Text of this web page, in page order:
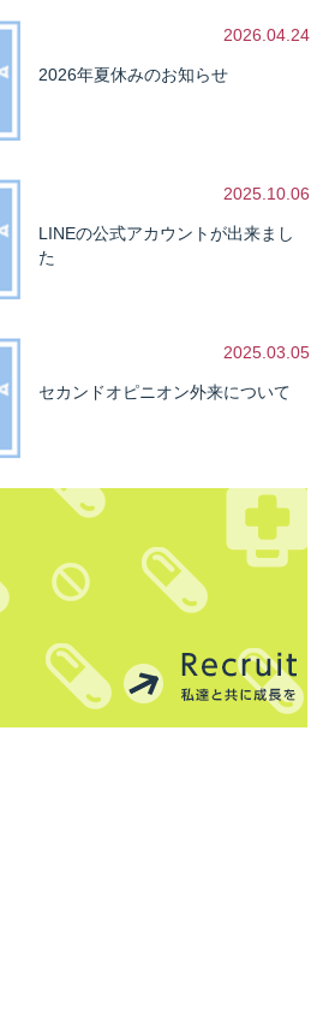
2026.04.24
2026年夏休みのお知らせ
2025.10.06
LINEの公式アカウントが出来まし
た
2025.03.05
セカンドオピニオン外来について